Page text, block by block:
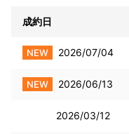
成約日
NEW 2026/07/04
NEW 2026/06/13
2026/03/12